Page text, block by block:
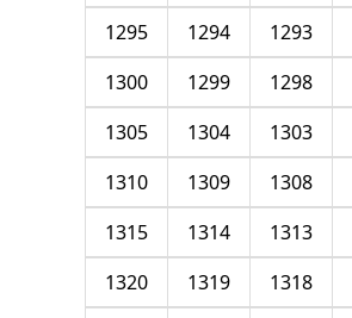
1293
1294
1295
1298
1299
1300
1303
1304
1305
1308
1309
1310
1313
1314
1315
1318
1319
1320